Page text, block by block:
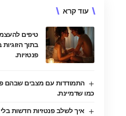
עוד קרא
טיפים
בתוך
פנטזיות.
התמודדות עם מצבים שבהם
כמו שדמיינת.
איך לשלב פנטזיות חדשות